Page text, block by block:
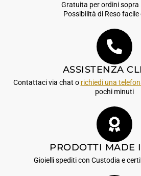
Gratuita per ordini sopra
Possibilità di Reso facile
ASSISTENZA
Contattaci via chat o richiedi una
pochi minuti
PRODOTTI MADE
Gioielli spediti con Custodia e